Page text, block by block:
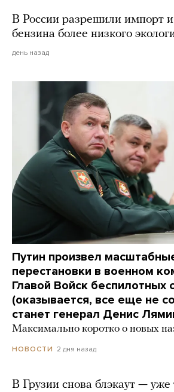
В России разрешили импорт
бензина более низкого
день назад
Путин произвел
перестановки в военном
Главой Войск беспилотных
(оказывается, все еще не
станет генерал Денис
Максимально коротко о новых
НОВОСТИ 2 дня назад
В Грузии снова блэкаут — уже